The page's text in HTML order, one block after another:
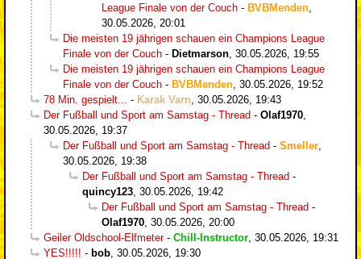
League Finale von der Couch - BVBMenden
30.05.2026, 20:01
Die meisten 19 jährigen schauen ein Champions League
Finale von der Couch - Dietmarson 30.05.2026, 19:55
Die meisten 19 jährigen schauen ein Champions League
Finale von der Couch - BVBMenden 30.05.2026, 19:52
78 Min. gespielt...
- Karak Varn 30.05.2026, 19:43
Der Fußball und Sport am Samstag - Thread - Olaf1970
30.05.2026, 19:37
Der Fußball und Sport am Samstag - Thread - Smeller
30.05.2026, 19:38
Der Fußball und Sport am Samstag - Thread -
quincy123 30.05.2026, 19:42
Der Fußball und Sport am Samstag - Thread -
Olaf1970 30.05.2026, 20:00
Geiler Oldschool-Elfmeter- Chill-Instructor 30.05.2026, 19:31
YES!!!!! - bob 30.05.2026, 19:30